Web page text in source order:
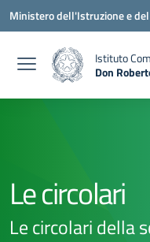
Vai ai contenuti
Vai al menu di navigazione
Vai al footer
Ministero dell'Istruzione e
Istituto
Don
Le circolari
Le circolari della